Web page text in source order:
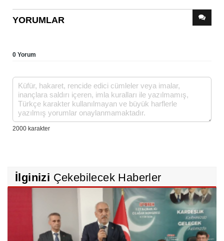
YORUMLAR
0 Yorum
İlginizi Çekebilecek Haberler